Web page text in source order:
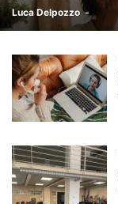
Luca Delpozzo -